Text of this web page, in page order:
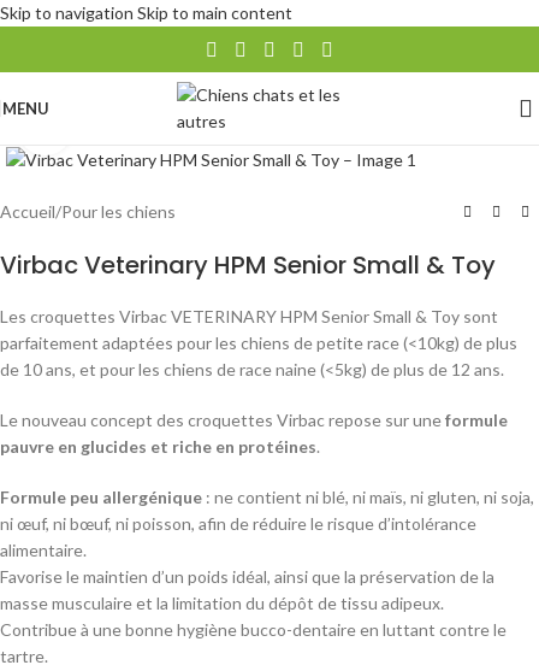
Skip to navigation Skip to main content
MENU
Accueil/Pour les chiens
Virbac Veterinary HPM Senior Small & Toy
Les croquettes Virbac VETERINARY HPM Senior Small & Toy sont
parfaitement adaptées pour les chiens de petite race (<10kg) de plus
de 10 ans, et pour les chiens de race naine (<5kg) de plus de 12 ans.
Le nouveau concept des croquettes Virbac repose sur uneformule
pauvre en glucides et riche en protéines.
Formule peu allergénique : ne contient ni blé, ni maïs, ni gluten, ni soja,
ni œuf, ni bœuf, ni poisson, afin de réduire le risque d’intolérance
alimentaire.
Favorise le maintien d’un poids idéal, ainsi que la préservation de la
masse musculaire et la limitation du dépôt de tissu adipeux.
Contribue à une bonne hygiène bucco-dentaire en luttant contre le
tartre.